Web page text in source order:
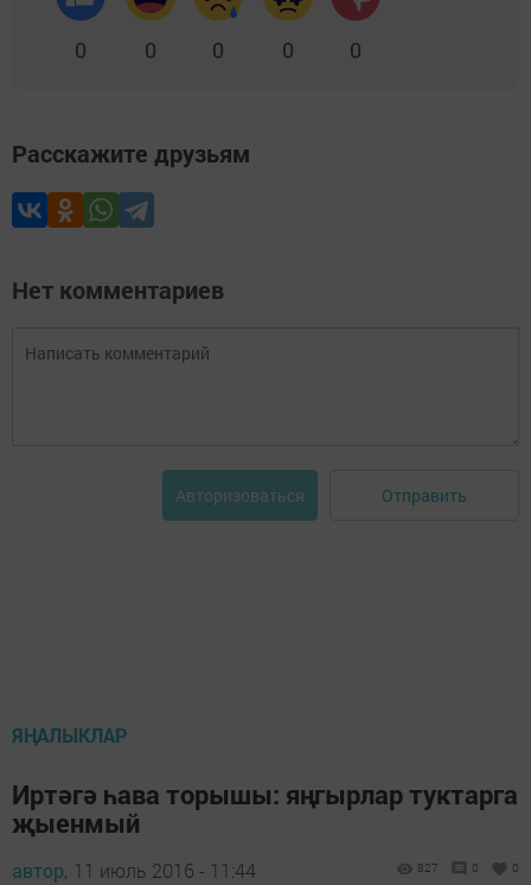
0 0 0 0 0
Расскажите друзьям
Нет комментариев
Авторизоваться Отправить
ЯҢАЛЫКЛАР
Иртәгә һава торышы: яңгырлар туктарга
җыенмый
автор, 11 июль 2016 - 11:44 827 0 0